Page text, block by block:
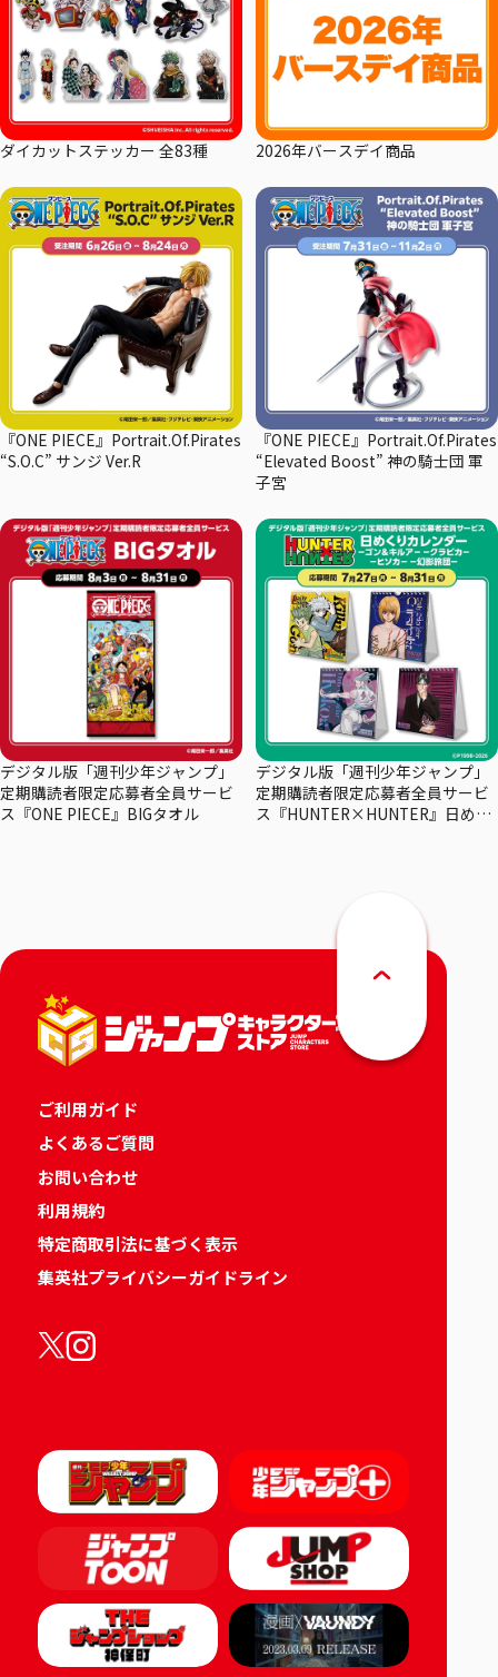
ダイカットステッカー 全83種 2026年バースデイ商品
『ONE PIECE』Portrait.Of.Pirates
“S.O.C” サンジ Ver.R
『ONE PIECE』Portrait.Of.Pirates
“Elevated Boost” 神の騎士団 軍
子宮
デジタル版「週刊少年ジャンプ」
定期購読者限定応募者全員サービ
ス『ONE PIECE』BIGタオル
デジタル版「週刊少年ジャンプ」
定期購読者限定応募者全員サービ
ス『HUNTER×HUNTER』日めく
ご利用ガイド
よくあるご質問
お問い合わせ
利用規約
特定商取引法に基づく表示
集英社プライバシーガイドライン